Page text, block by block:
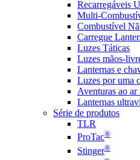
Recarregáveis
Multi-
Combustível
Carregue
Luzes Táticas
Luzes mãos-
Lanternas e
Luzes por uma
Aventuras ao
Lanternas
Série de produtos
TLR
ProTac®
Stinger®